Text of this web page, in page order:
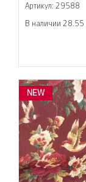
Артикул: 29588
В наличии 28.55
NEW